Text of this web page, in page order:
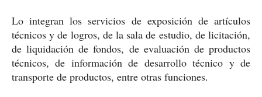
Lo integran los servicios de exposición de artículos
técnicos y de logros, de la sala de estudio, de licitación,
de liquidación de fondos, de evaluación de productos
técnicos, de información de desarrollo técnico y de
transporte de productos, entre otras funciones.